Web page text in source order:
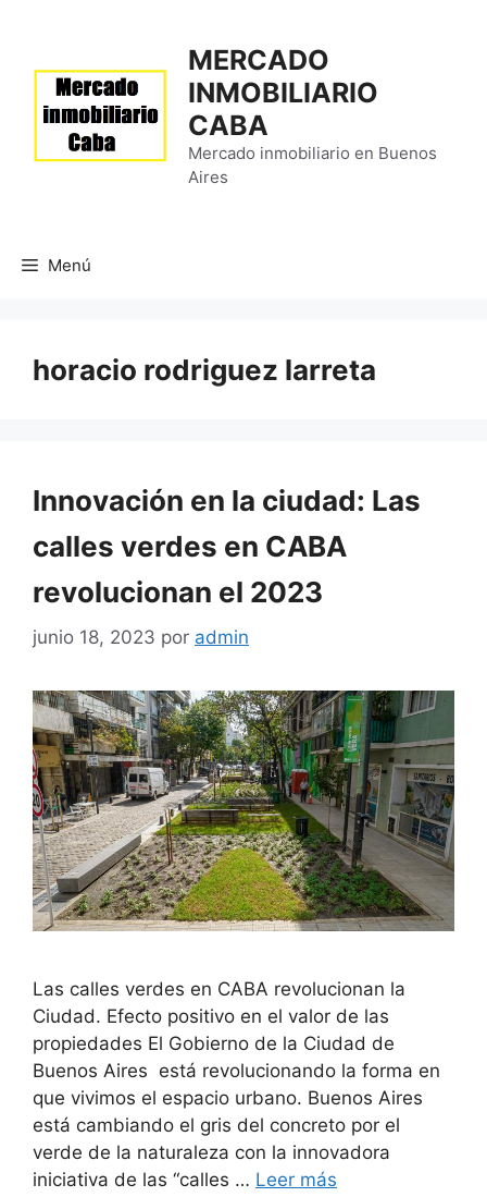
contenido
MERCADO
INMOBILIARIO
CABA
Mercado inmobiliario en Buenos
Aires
Menú
horacio rodriguez larreta
Innovación en la ciudad: Las
calles verdes en CABA
revolucionan el 2023
junio 18, 2023 por admin
Las calles verdes en CABA revolucionan la
Ciudad. Efecto positivo en el valor de las
propiedades El Gobierno de la Ciudad de
Buenos Aires está revolucionando la forma en
que vivimos el espacio urbano. Buenos Aires
está cambiando el gris del concreto por el
verde de la naturaleza con la innovadora
iniciativa de las “calles … Leer más